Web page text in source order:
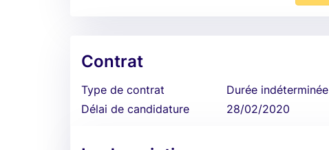
Contrat
Type de contrat
Durée indéterminée
Délai de candidature
28/02/2020